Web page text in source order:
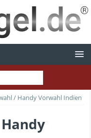
/ Handy Vorwahl Indien